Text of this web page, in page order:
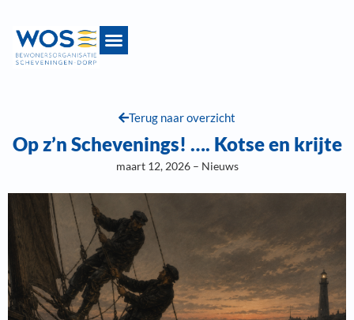
Terug naar overzicht
Op z’n Schevenings! …. Kotse en krijte
maart 12, 2026 – Nieuws